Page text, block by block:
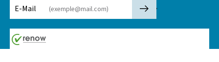
E-Mail
🡒